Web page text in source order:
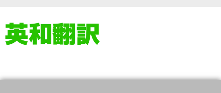
英和翻訳